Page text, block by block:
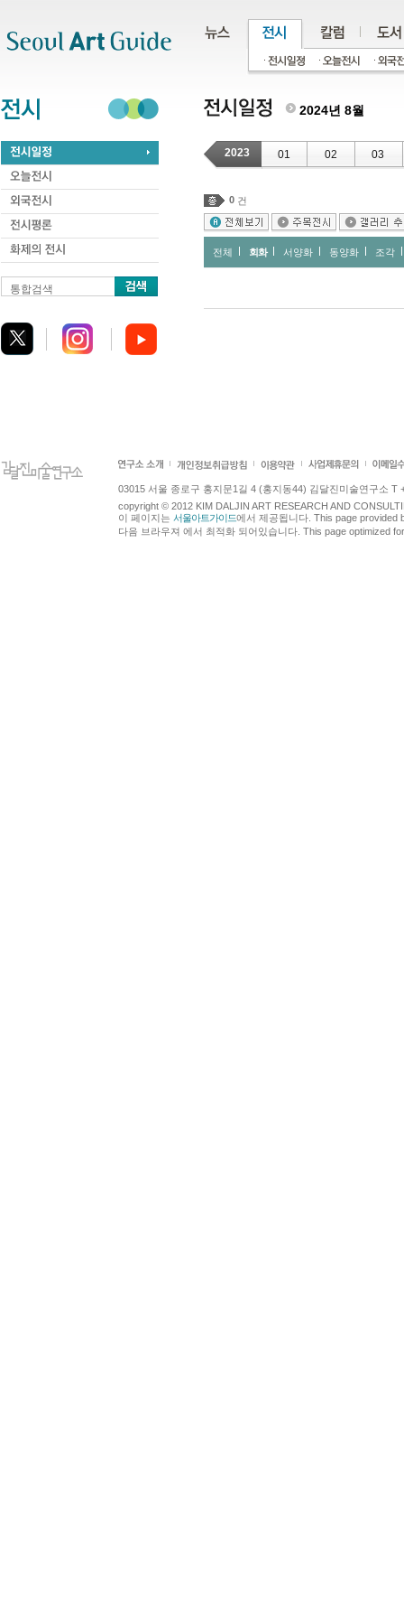
통합검색
2024년 8월
2023 01 02 03
0 건
전체 회화 서양화 동양화 조각
03015 서울 종로구 홍지문1길 4 (홍지동44) 김달진미술연구소 T
copyright © 2012 KIM DALJIN ART RESEARCH AND
이 페이지는 서울아트가이드에서 제공됩니다. This page provided
다음 브라우져 에서 최적화 되어있습니다. This page optimized